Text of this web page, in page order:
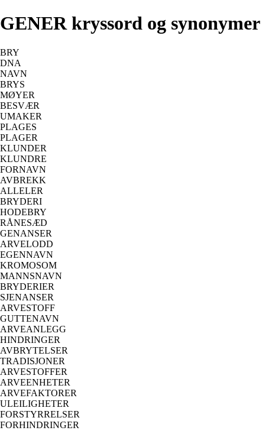
GENER kryssord og synonymer
BRY
DNA
NAVN
BRYS
MØYER
BESVÆR
UMAKER
PLAGES
PLAGER
KLUNDER
KLUNDRE
FORNAVN
AVBREKK
ALLELER
BRYDERI
HODEBRY
RÅNESÆD
GENANSER
ARVELODD
EGENNAVN
KROMOSOM
MANNSNAVN
BRYDERIER
SJENANSER
ARVESTOFF
GUTTENAVN
ARVEANLEGG
HINDRINGER
AVBRYTELSER
TRADISJONER
ARVESTOFFER
ARVEENHETER
ARVEFAKTORER
ULEILIGHETER
FORSTYRRELSER
FORHINDRINGER